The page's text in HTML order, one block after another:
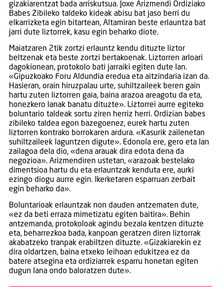
gizakiarentzat bada arriskutsua. Joxe Arizmendi Ordiziako
Babes Zibileko taldeko kideak abisu bat jaso berri du
elkarrizketa egin bitartean, Altamiran beste erlauntza bat
jarri dute liztorrek, kasu egin beharko diote.
Maiatzaren 2tik zortzi erlauntz kendu dituzte liztor
beltzenak eta beste zortzi bertakoenak. Liztorren arloari
dagokionean, protokolo bati jarraiki egiten dute lan.
«Gipuzkoako Foru Aldundia eredua eta aitzindaria izan da.
Hasieran, orain hiruzpalau urte, suhiltzaileek beren gain
hartu zuten liztorren gaia, baina arazoa areagotu da eta,
honezkero lanak banatu dituzte». Liztorrei aurre egiteko
boluntario taldeak sortu ziren herriz herri. Ordizian babes
zibileko taldea egon bazegoenez, eurek hartu zuten
liztorren kontrako borrokaren ardura. «Kasurik zailenetan
suhiltzaileek laguntzen digute». Edonola ere, gero eta lan
zailagoa dela dio, «dena arauak dira edota dena da
negozioa». Arizmendiren ustetan, «arazoak bestelako
dimentsioa hartu du eta erlauntzak kenduta ere, aurki
ezingo diogu aurre egin. Ikerketaren esparruan zerbait
egin beharko da».
Boluntarioak erlauntzak non dauden antzematen dute,
«ez da beti erraza mimetizatu egiten baitira». Behin
antzemanda, protokoloak agindu bezala kentzen dituzte
eta, beharrezkoa bada, kanpoan geratzen diren liztorrak
akabatzeko tranpak erabiltzen dituzte. «Gizakiarekin ez
dira oldartzen, baina etxeko leihoan edukitzea ez da
batere atsegina eta ordiziarrek esparru honetan egiten
dugun lana ondo baloratzen dute».